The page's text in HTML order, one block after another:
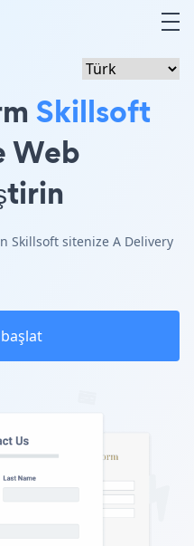
Skillsoft
Web
Skillsoft sitenize A Delivery